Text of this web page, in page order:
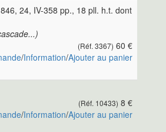
24, IV-358 pp., 18 pll. h.t. dont
(Réf. 3367) 60 €
/Information/Ajouter au panier
(Réf. 10433) 8 €
/Information/Ajouter au panier